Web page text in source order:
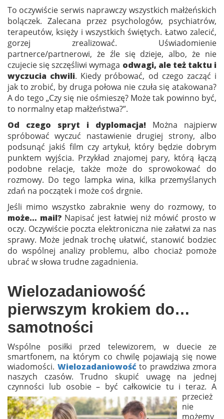
To oczywiście serwis naprawczy wszystkich małżeńskich
bolączek. Zalecana przez psychologów, psychiatrów,
terapeutów, księży i wszystkich świętych. Łatwo zalecić,
gorzej zrealizować. Uświadomienie
partnerce/partnerowi, że źle się dzieje, albo, że nie
czujecie się szczęśliwi wymaga odwagi, ale też taktu i
wyczucia chwili. Kiedy próbować, od czego zacząć i
jak to zrobić, by druga połowa nie czuła się atakowana?
A do tego „Czy się nie ośmieszę? Może tak powinno być,
to normalny etap małżeństwa?”.
Od czego spryt i dyplomacja! Można najpierw
spróbować wyczuć nastawienie drugiej strony, albo
podsunąć jakiś film czy artykuł, który będzie dobrym
punktem wyjścia. Przykład znajomej pary, którą łączą
podobne relacje, także może do sprowokować do
rozmowy. Do tego lampka wina, kilka przemyślanych
zdań na początek i może coś drgnie.
Jeśli mimo wszystko zabraknie weny do rozmowy, to
może… mail? Napisać jest łatwiej niż mówić prosto w
oczy. Oczywiście poczta elektroniczna nie załatwi za nas
sprawy. Może jednak trochę ułatwić, stanowić bodziec
do wspólnej analizy problemu, albo chociaż pomoże
ubrać w słowa trudne zagadnienia.
Wielozadaniowość
pierwszym krokiem do…
samotności
Wspólne posiłki przed telewizorem, w duecie ze
smartfonem, na którym co chwilę pojawiają się nowe
wiadomości. Wielozadaniowośćto prawdziwa zmora
naszych czasów. Trudno skupić uwagę na jednej
czynności lub osobie – być całkowicie tu i teraz. A
przecież
nie
możemy